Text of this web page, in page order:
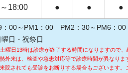
18:00 ● ● ●
：00～PM1：00 PM2：30～PM6：00
日・祝祭日
曜日13時は診療が終了する時間になりますので、
外来は、検査や急患対応等で診療時間が異なりま
院されても受診をお断りする場合もございます。